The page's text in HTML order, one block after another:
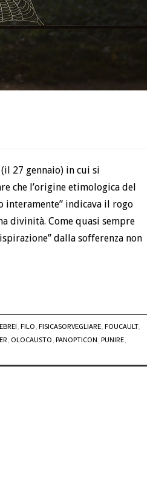
27 gennaio) in cui si
che l’origine etimologica del
interamente” indicava il rogo
divinità. Come quasi sempre
dalla sofferenza non
EBREI,FILO,FISICASORVEGLIARE,FOUCAULT,
, OLOCAUSTO, PANOPTICON, PUNIRE,